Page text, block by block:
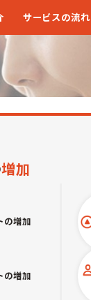
サービスの流れ
増加
の増加
の増加